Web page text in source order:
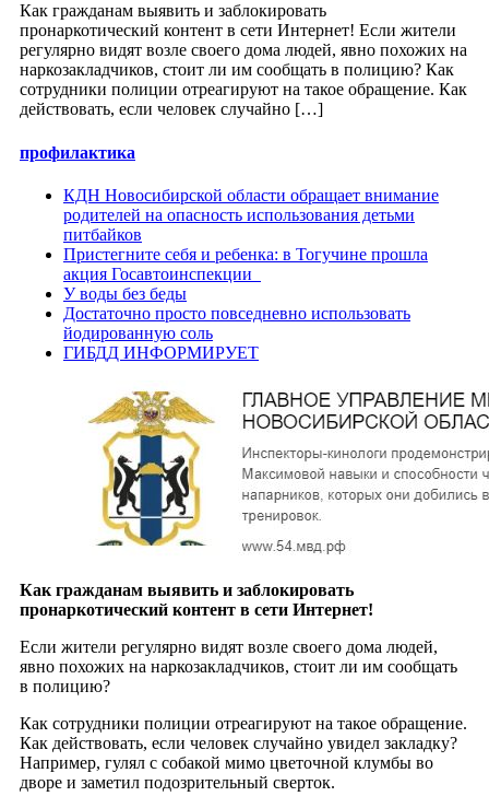
Как гражданам выявить и заблокировать
пронаркотический контент в сети Интернет! Если жители
регулярно видят возле своего дома людей, явно похожих на
наркозакладчиков, стоит ли им сообщать в полицию? Как
сотрудники полиции отреагируют на такое обращение. Как
действовать, если человек случайно […]
профилактика
КДН Новосибирской области обращает внимание
родителей на опасность использования детьми
питбайков
Пристегните себя и ребенка: в Тогучине прошла
акция Госавтоинспекции
У воды без беды
Достаточно просто повседневно использовать
йодированную соль
ГИБДД ИНФОРМИРУЕТ
Как гражданам выявить и заблокировать
пронаркотический контент в сети Интернет!
Если жители регулярно видят возле своего дома людей,
явно похожих на наркозакладчиков, стоит ли им сообщать
в полицию?
Как сотрудники полиции отреагируют на такое обращение.
Как действовать, если человек случайно увидел закладку?
Например, гулял с собакой мимо цветочной клумбы во
дворе и заметил подозрительный сверток.